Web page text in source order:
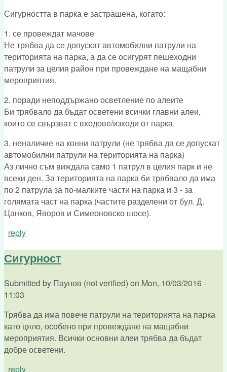
Сигурността в парка е застрашена, когато:
1. се провеждат мачове
Не трябва да се допускат автомобилни патрули на
територията на парка, а да се осигурят пешеходни
патрули за целия район при провеждане на мащабни
мероприятия.
2. поради неподдържано осветление по алеите
Би трябвало да бъдат осветени всички главни алеи,
които се свързват с входове/изходи от парка.
3. неналичие на конни патрули (не трябва да се допускат
автомобилни патрули на територията на парка)
Аз лично съм виждала само 1 патрул в целия парк и не
всеки ден. За територията на парка би трябвало да има
по 2 патрула за по-малките части на парка и 3 - за
голямата част на парка (частите разделени от бул. Д.
Цанков, Яворов и Симеоновско шосе).
reply
Сигурност
Submitted by Паунов (not verified) on Mon, 10/03/2016 -
11:03
Трябва да има повече патрули на територията на парка
като цяло, особено при провеждане на мащабни
мероприятия. Всички основни алеи трябва да бъдат
добре осветени.
reply